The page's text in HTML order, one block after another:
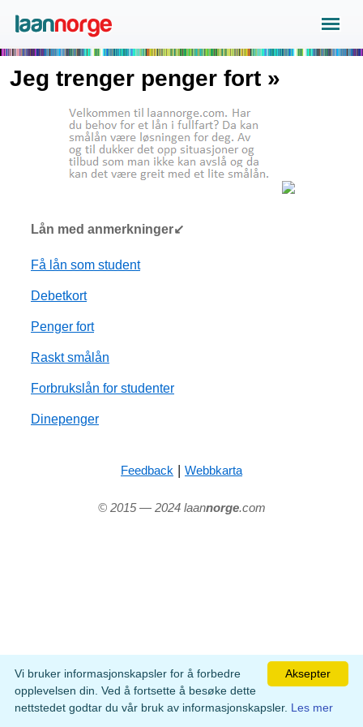
Jeg trenger penger fort »
Lån med anmerkninger↙
Få lån som student
Debetkort
Penger fort
Raskt smålån
Forbrukslån for studenter
Dinepenger
Feedback | Webbkarta
© 2015 — 2024 laannorge.com
Aksepter
Vi bruker informasjonskapsler for å forbedre
opplevelsen din. Ved å fortsette å besøke dette
nettstedet godtar du vår bruk av informasjonskapsler. Les mer